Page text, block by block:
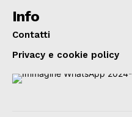
Info
Contatti
Privacy e cookie policy